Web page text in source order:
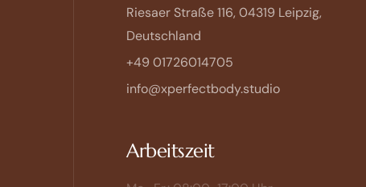
Riesaer Straße 116, 04319 Leipzig,
Deutschland
+49 01726014705
info@xperfectbody.studio
Arbeitszeit